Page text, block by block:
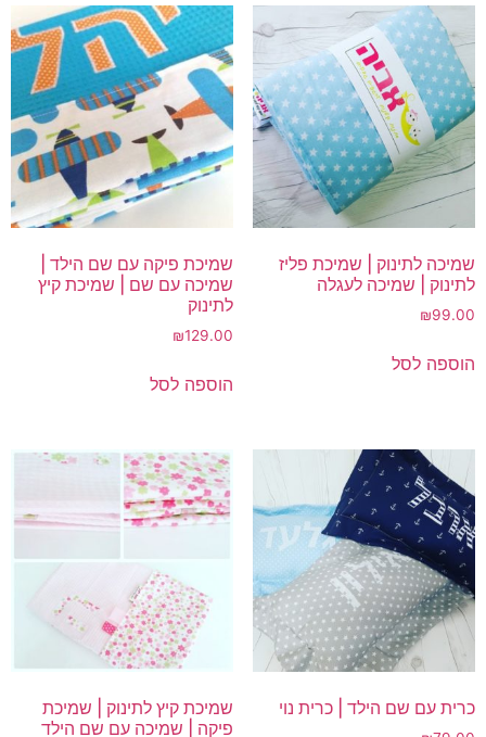
שמיכה לתינוק | שמיכת פליז
לתינוק | שמיכה לעגלה
₪99.00
הוספה לסל
שמיכת פיקה עם שם הילד |
שמיכה עם שם | שמיכת קיץ
לתינוק
₪129.00
הוספה לסל
כרית עם שם הילד | כרית נוי
שמיכת קיץ לתינוק | שמיכת
פיקה | שמיכה עם שם הילד